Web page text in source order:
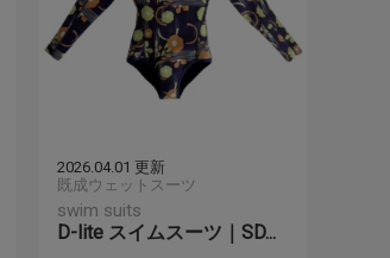
2026.04.01 更新
既成ウェットスーツ
swim suits
D-lite スイムスーツ｜SD...